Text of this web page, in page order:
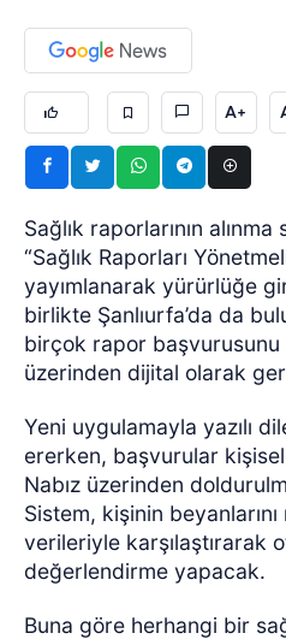
A+
Sağlık raporlarının
“Sağlık Raporları
yayımlanarak yürürlüğe
birlikte Şanlıurfa’da da
birçok rapor başvurusunu
üzerinden dijital olarak
Yeni uygulamayla yazılı
ererken, başvurular
Nabız üzerinden
Sistem, kişinin
verileriyle karşılaştırarak
değerlendirme yapacak.
Buna göre herhangi bir